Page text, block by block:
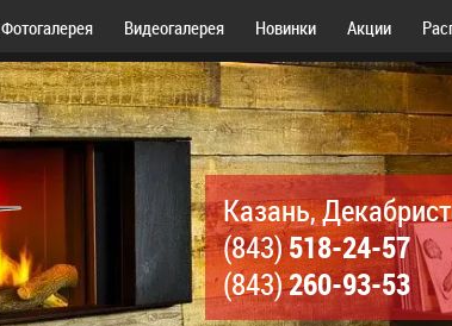
Фотогалерея Видеогалерея Новинки Акции
Казань,
(843)518-24-57
(843)260-93-53